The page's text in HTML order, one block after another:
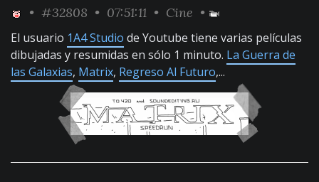
• #32808 • 07:51:11 • Cine •
El usuario 1A4 Studio de Youtube tiene varias películas
dibujadas y resumidas en sólo 1 minuto. La Guerra de
las Galaxias, Matrix, Regreso Al Futuro,...